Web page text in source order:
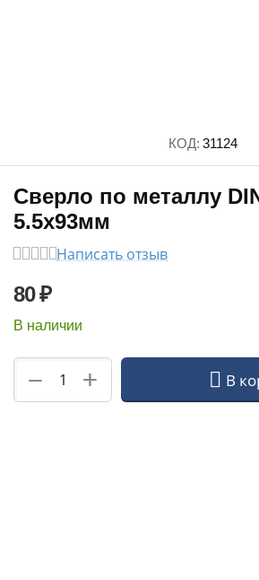
КОД: 31124
Сверло по металлу
5.5x93мм
Написать отзыв
80₽
В наличии
+
− В